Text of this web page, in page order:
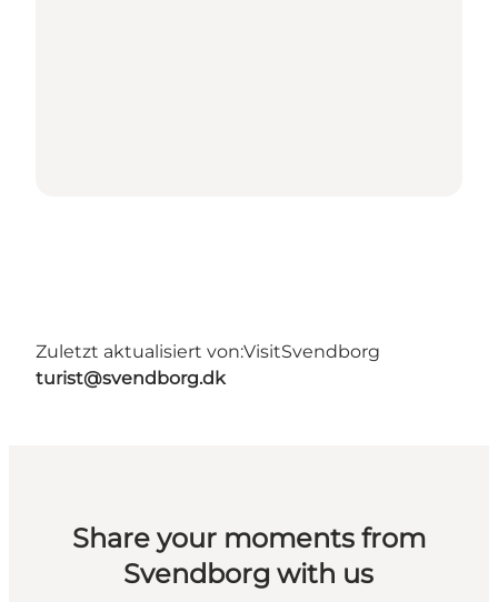
Zuletzt aktualisiert von:VisitSvendborg
turist@svendborg.dk
Share your moments from
Svendborg with us